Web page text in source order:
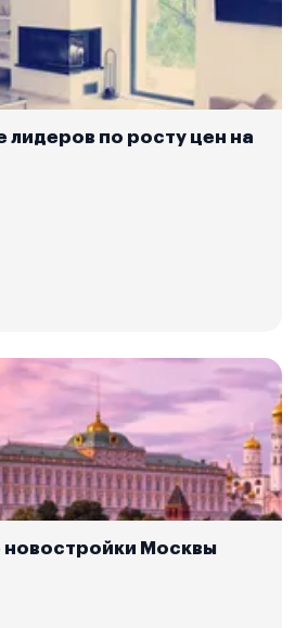
лидеров по росту цен на
новостройки Москвы